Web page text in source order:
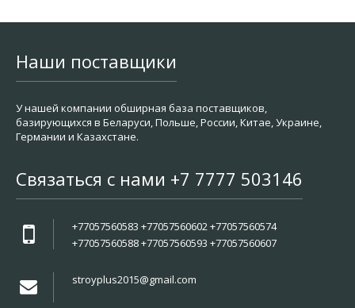
Наши поставщики
У нашей компании обширная база поставщиков,
базирующихся в Беларуси, Польше, России, Китае, Украине,
Германии и Казахстане.
Связаться с нами +7 7777 503146
+77057560583 +77057560602 +77057560574
+77057560588 +77057560593 +77057560607
stroyplus2015@gmail.com